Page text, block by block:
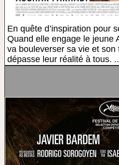
En quête d’inspiration pour
Quand elle engage le jeune
va bouleverser sa vie et son
dépasse leur réalité à tous.